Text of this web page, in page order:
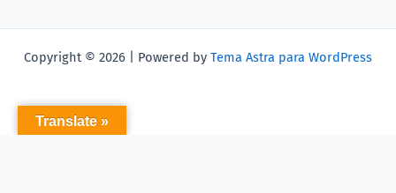
Copyright © 2026 | Powered by Tema Astra para WordPress
Translate »